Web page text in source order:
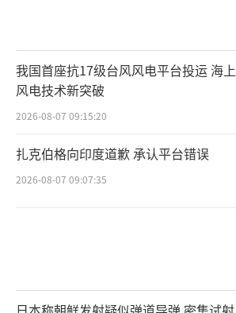
我国首座抗17级台风风电平台投运 海上
风电技术新突破
2026-08-07 09:15:20
扎克伯格向印度道歉 承认平台错误
2026-08-07 09:07:35